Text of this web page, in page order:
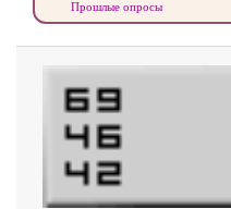
Прошлые опросы